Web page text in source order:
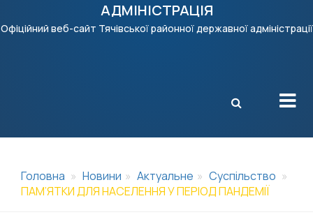
АДМІНІСТРАЦІЯ
Офіційний веб-сайт Тячівської районної державної адміністрації
X
Головна Новини Актуальне
Суспільство
ПАМ’ЯТКИ ДЛЯ НАСЕЛЕННЯ У ПЕРІОД ПАНДЕМІЇ